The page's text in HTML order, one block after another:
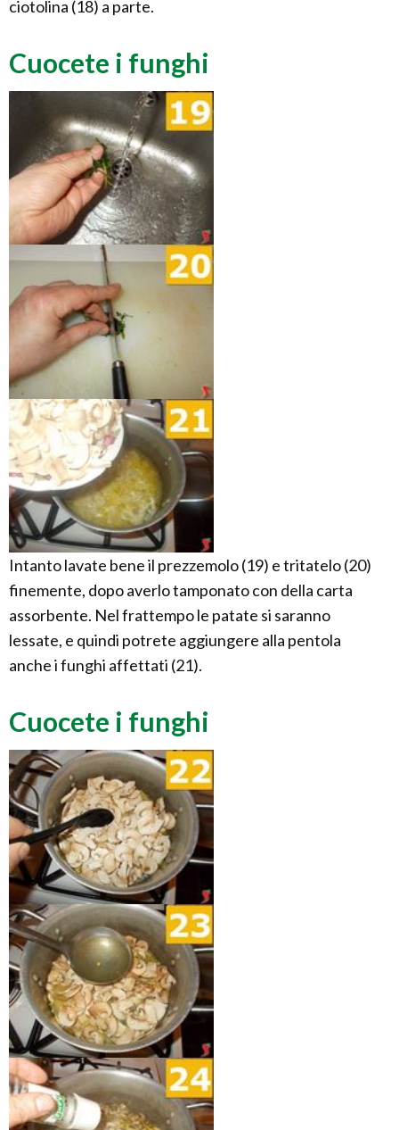
ciotolina (18) a parte.
Cuocete i funghi
Intanto lavate bene il prezzemolo (19) e tritatelo (20)
finemente, dopo averlo tamponato con della carta
assorbente. Nel frattempo le patate si saranno
lessate, e quindi potrete aggiungere alla pentola
anche i funghi affettati (21).
Cuocete i funghi